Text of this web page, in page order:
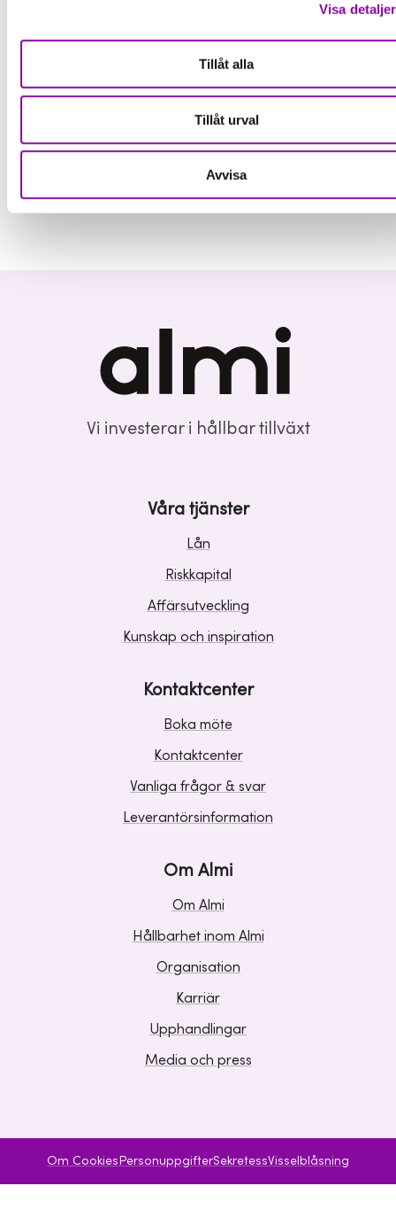
Visa detaljer
Tillåt alla
Tillåt urval
Avvisa
Aktiviteter, Strategigrupper
och Föreläsningar
Vi investerar i hållbar tillväxt
Våra tjänster
Lån
Riskkapital
Affärsutveckling
Kunskap och inspiration
Kontaktcenter
Boka möte
Kontaktcenter
Vanliga frågor & svar
Leverantörsinformation
Om Almi
Om Almi
Hållbarhet inom Almi
Organisation
Karriär
Upphandlingar
Media och press
Om Cookies PersonuppgifterSekretessVisselblåsning